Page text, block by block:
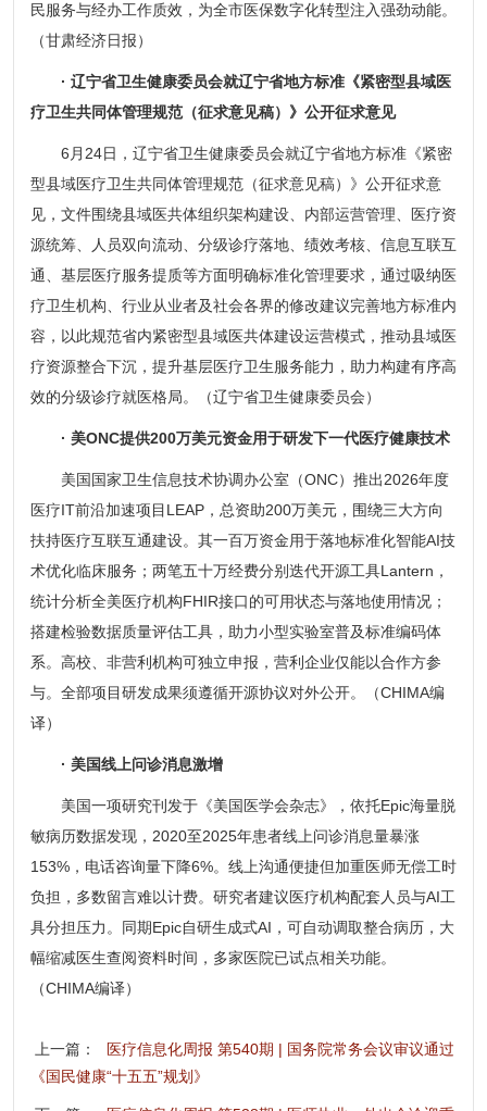
民服务与经办工作质效，为全市医保数字化转型注入强劲动能。
（甘肃经济日报）
· 辽宁省卫生健康委员会就辽宁省地方标准《紧密型县域医
疗卫生共同体管理规范（征求意见稿）》公开征求意见
6月24日，辽宁省卫生健康委员会就辽宁省地方标准《紧密
型县域医疗卫生共同体管理规范（征求意见稿）》公开征求意
见，文件围绕县域医共体组织架构建设、内部运营管理、医疗资
源统筹、人员双向流动、分级诊疗落地、绩效考核、信息互联互
通、基层医疗服务提质等方面明确标准化管理要求，通过吸纳医
疗卫生机构、行业从业者及社会各界的修改建议完善地方标准内
容，以此规范省内紧密型县域医共体建设运营模式，推动县域医
疗资源整合下沉，提升基层医疗卫生服务能力，助力构建有序高
效的分级诊疗就医格局。（辽宁省卫生健康委员会）
· 美ONC提供200万美元资金用于研发下一代医疗健康技术
美国国家卫生信息技术协调办公室（ONC）推出2026年度
医疗IT前沿加速项目LEAP，总资助200万美元，围绕三大方向
扶持医疗互联互通建设。其一百万资金用于落地标准化智能AI技
术优化临床服务；两笔五十万经费分别迭代开源工具Lantern，
统计分析全美医疗机构FHIR接口的可用状态与落地使用情况；
搭建检验数据质量评估工具，助力小型实验室普及标准编码体
系。高校、非营利机构可独立申报，营利企业仅能以合作方参
与。全部项目研发成果须遵循开源协议对外公开。（CHIMA编
译）
· 美国线上问诊消息激增
美国一项研究刊发于《美国医学会杂志》，依托Epic海量脱
敏病历数据发现，2020至2025年患者线上问诊消息量暴涨
153%，电话咨询量下降6%。线上沟通便捷但加重医师无偿工时
负担，多数留言难以计费。研究者建议医疗机构配套人员与AI工
具分担压力。同期Epic自研生成式AI，可自动调取整合病历，大
幅缩减医生查阅资料时间，多家医院已试点相关功能。
（CHIMA编译）
上一篇：
医疗信息化周报 第540期 | 国务院常务会议审议通过
《国民健康“十五五”规划》